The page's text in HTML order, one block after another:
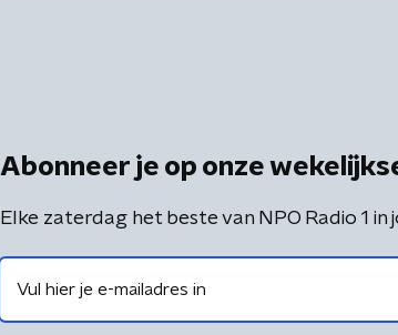
Abonneer je op onze
Elke zaterdag het beste van NPO Radio 1 in